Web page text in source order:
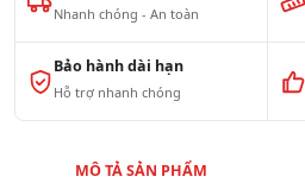
Nhanh chóng - An toàn
Bảo hành dài hạn
Hỗ trợ nhanh chóng
MÔ TẢ SẢN PHẨM